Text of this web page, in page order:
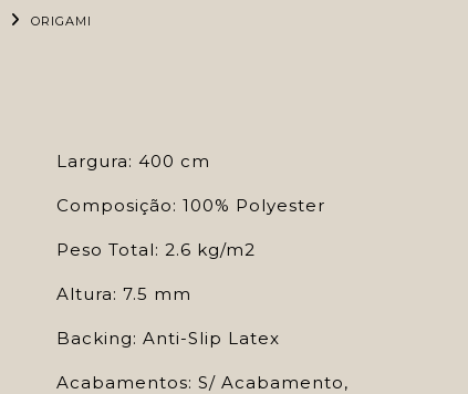
ORIGAMI
Largura: 400 cm
Composição: 100% Polyester
Peso Total: 2.6 kg/m2
Altura: 7.5 mm
Backing: Anti-Slip Latex
Acabamentos: S/ Acabamento,